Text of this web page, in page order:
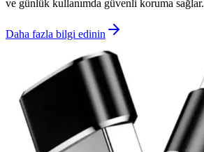
ve günlük kullanımda güvenli koruma sağlar.
Daha fazla bilgi edinin